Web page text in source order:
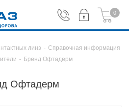
0
линз - Справочная информация
- Бренд Офтадерм
Офтадерм